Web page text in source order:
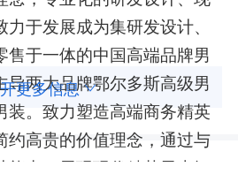
于发展成为集研发设计、
售于一体的中国高端品牌男
导两大品牌鄂尔多斯高级男
装。致力塑造高端商务精英
约高贵的价值理念，通过与
力，展现现代精英男士智
更多信息